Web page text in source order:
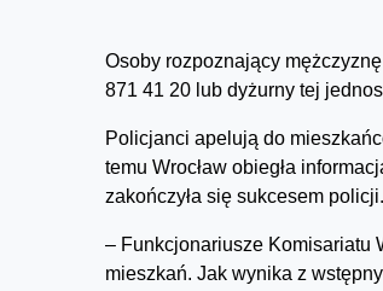
Osoby rozpoznający
871 41 20 lub dyżurny tej
Policjanci apelują do
temu Wrocław obiegła
zakończyła się sukcesem policji.
– Funkcjonariusze Komisariatu
mieszkań. Jak wynika z